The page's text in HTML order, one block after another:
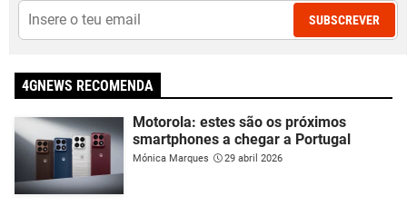
SUBSCREVER
4GNEWS RECOMENDA
Motorola: estes são os próximos
smartphones a chegar a Portugal
Mónica Marques 29 abril 2026